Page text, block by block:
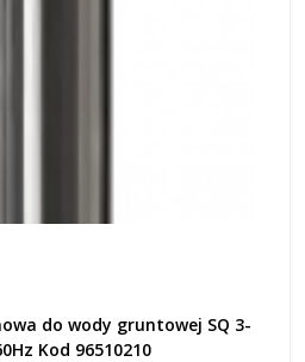
do wody gruntowej SQ 3-
Kod 96510210